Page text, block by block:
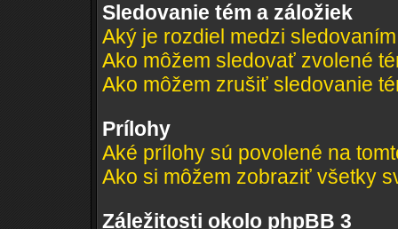
Sledovanie tém a záložiek
Aký je rozdiel medzi
Ako môžem sledovať zvolené
Ako môžem zrušiť sledovanie
Prílohy
Aké prílohy sú povolené na
Ako si môžem zobraziť všetky
Záležitosti okolo phpBB 3